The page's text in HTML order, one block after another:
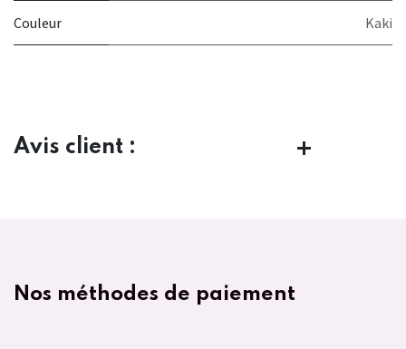
Couleur Kaki
Avis client :
Nos méthodes de paiement